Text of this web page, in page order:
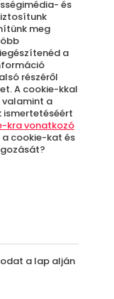
Rendezés:
és
meg
a
részéről
A cookie-kkal
a
kra vonatkozó
cookie-kat és
a lap alján